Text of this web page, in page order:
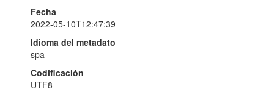
Fecha
2022-05-10T12:47:39
Idioma del metadato
spa
Codificación
UTF8